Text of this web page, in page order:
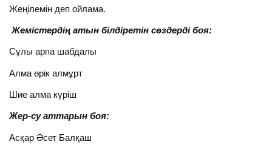
Жеңілемін деп ойлама.
Жемістердің атын білдіретін сөздерді боя:
Сұлы арпа шабдалы
Алма өрік алмұрт
Шие алма күріш
Жер-су аттарын боя:
Асқар Әсет Балқаш